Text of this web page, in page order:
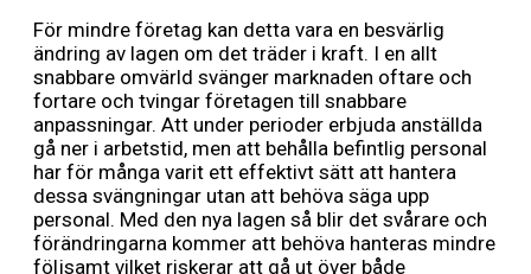
För mindre företag kan detta vara en besvärlig
ändring av lagen om det träder i kraft. I en allt
snabbare omvärld svänger marknaden oftare och
fortare och tvingar företagen till snabbare
anpassningar. Att under perioder erbjuda anställda
gå ner i arbetstid, men att behålla befintlig personal
har för många varit ett effektivt sätt att hantera
dessa svängningar utan att behöva säga upp
personal. Med den nya lagen så blir det svårare och
förändringarna kommer att behöva hanteras mindre
följsamt vilket riskerar att gå ut över både